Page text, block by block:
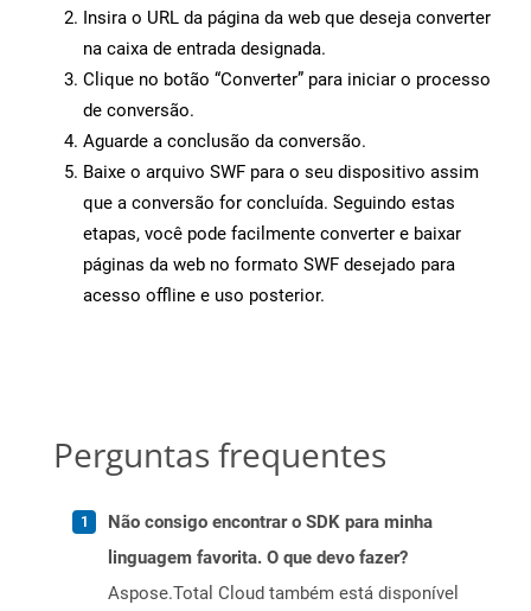
Insira o URL da página da web que deseja converter
na caixa de entrada designada.
Clique no botão “Converter” para iniciar o processo
de conversão.
Aguarde a conclusão da conversão.
Baixe o arquivo SWF para o seu dispositivo assim
que a conversão for concluída. Seguindo estas
etapas, você pode facilmente converter e baixar
páginas da web no formato SWF desejado para
acesso offline e uso posterior.
Perguntas frequentes
Não consigo encontrar o SDK para minha
linguagem favorita. O que devo fazer?
Aspose.Total Cloud também está disponível